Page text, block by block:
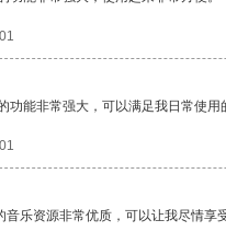
功能非常强大，可以满足我日常使用
音乐资源非常优质，可以让我尽情享